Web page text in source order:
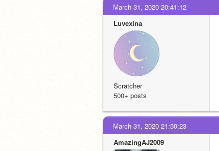
March 31, 2020 20:41:12
Luvexina
Scratcher
500+ posts
March 31, 2020 21:50:23
AmazingAJ2009